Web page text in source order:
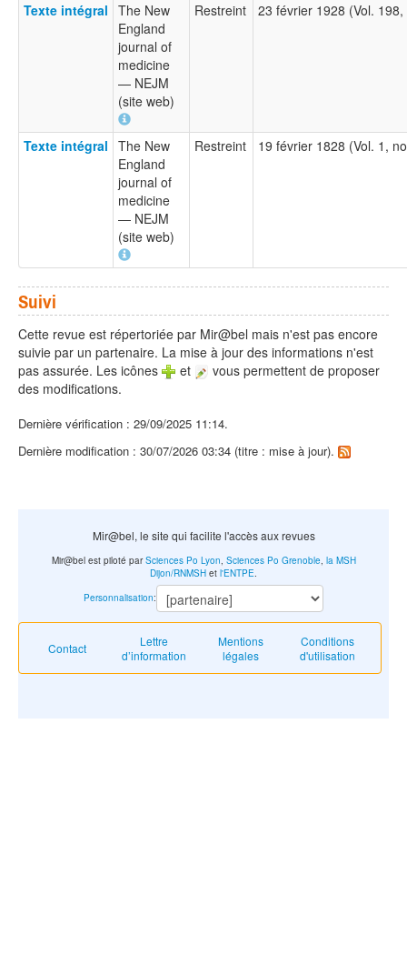
Texte intégral The New
England
journal of
medicine
— NEJM
(site web)
Restreint 23 février 1928 (Vol.
Texte intégral The New
England
journal of
medicine
— NEJM
(site web)
Restreint 19 février 1828 (Vol. 1,
Suivi
Cette revue est répertoriée par Mir@bel mais n'est pas encore
suivie par un partenaire. La mise à jour des informations n'est
pas assurée. Les icônes
et
vous permettent de proposer
des modifications.
Dernière vérification : 29/09/2025 11:14.
Dernière modification : 30/07/2026 03:34 (titre : mise à jour).
Mir@bel, le site qui facilite l'accès aux revues
Contact
Lettre
d’information
Mentions
légales
Conditions
d'utilisation
Mir@bel est piloté parSciences Po Lyon, Sciences Po Grenoble, la MSH
Dijon/RNMSH et l'ENTPE.
Personnalisation: